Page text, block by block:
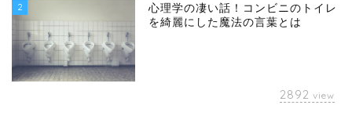
2
心理学の凄い話！コンビニのトイレ
を綺麗にした魔法の言葉とは
2892 view